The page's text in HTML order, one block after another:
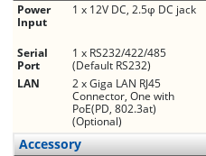
Power
Input
1 x 12V DC, 2.5φ DC jack
Serial
Port
1 x RS232/422/485
(Default RS232)
LAN
2 x Giga LAN RJ45
Connector, One with
PoE(PD, 802.3at)
(Optional)
Accessory